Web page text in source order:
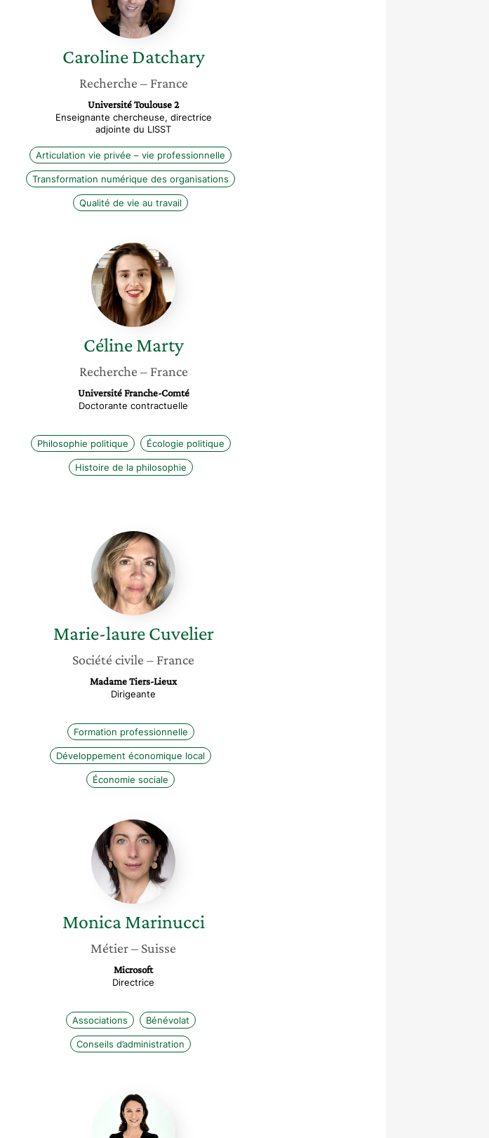
Caroline Datchary
Recherche – France
Université Toulouse 2
Enseignante chercheuse, directrice
adjointe du LISST
Articulation vie privée – vie professionnelle
Transformation numérique des organisations
Qualité de vie au travail
Céline
Marty
Céline Marty
Recherche – France
Université Franche-Comté
Doctorante contractuelle
Philosophie politique Écologie politique
Histoire de la philosophie
Marie-
laure
Cuvelier
Marie-laure Cuvelier
Société civile – France
Madame Tiers-Lieux
Dirigeante
Formation professionnelle
Développement économique local
Économie sociale
Monica
Marinucci
Monica Marinucci
Métier– Suisse
Microsoft
Directrice
Associations Bénévolat
Conseils d’administration
Isabelle
Rouhan